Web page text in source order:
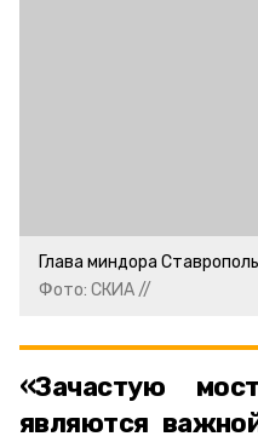
Глава миндора
Фото: СКИА //
«Зачастую
являются